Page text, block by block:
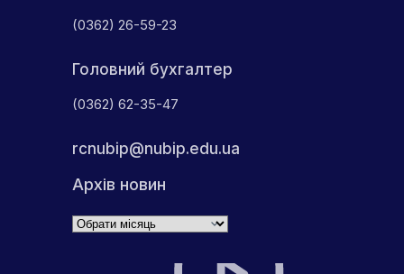
(0362) 26-59-23
Головний бухгалтер
(0362) 62-35-47
rcnubip@nubip.edu.ua
Архів новин
Архіви